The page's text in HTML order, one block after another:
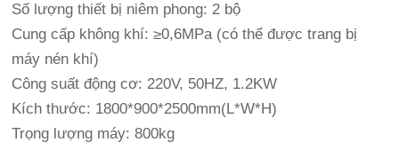
Số lượng thiết bị niêm phong: 2 bộ
Cung cấp không khí: ≥0,6MPa (có thể được trang bị
máy nén khí)
Công suất động cơ: 220V, 50HZ, 1.2KW
Kích thước: 1800*900*2500mm(L*W*H)
Trọng lượng máy: 800kg